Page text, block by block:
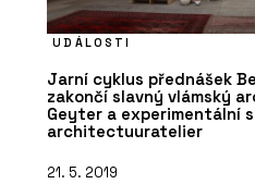
UDÁLOSTI
Jarní cyklus přednášek
zakončí slavný vlámský
Geyter a experimentální
architectuuratelier
21. 5. 2019